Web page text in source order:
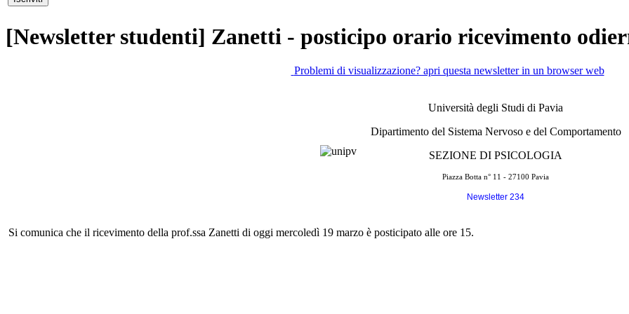
[Newsletter studenti] Zanetti - posticipo orario ricevimento
Problemi di visualizzazione? apri questa newsletter in un browser web
Università degli Studi di Pavia
Dipartimento del Sistema Nervoso e del Comportamento
SEZIONE DI PSICOLOGIA
Piazza Botta n° 11 - 27100 Pavia
Newsletter 234
Si comunica che il ricevimento della prof.ssa Zanetti di oggi mercoledì 19 marzo è posticipato alle ore 15.